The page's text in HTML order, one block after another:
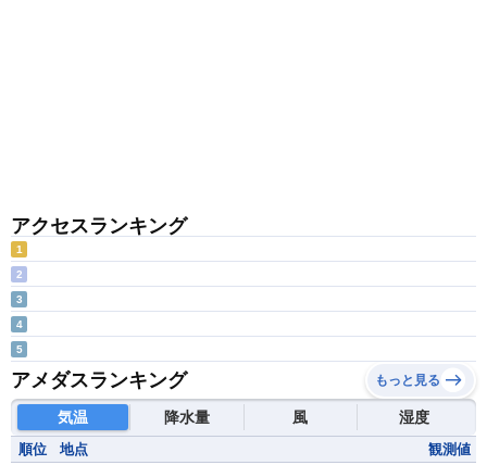
アクセスランキング
1
2
3
4
5
アメダスランキング もっと見る
気温 降水量 風 湿度
順位 地点 観測値